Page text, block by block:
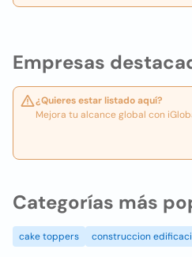
Empresas
¿Quieres estar listado aquí?
Mejora tu alcance global con
Categorías más
cake toppers construccion